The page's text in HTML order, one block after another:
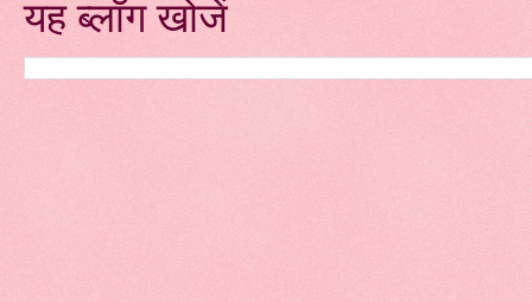
यह ब्लॉग खोजें